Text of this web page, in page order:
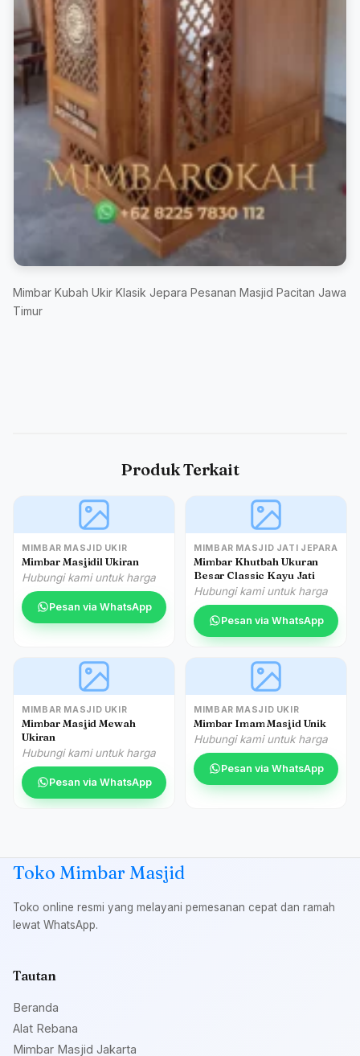
Mimbar Kubah Ukir Klasik Jepara Pesanan Masjid Pacitan Jawa
Timur
Produk Terkait
MIMBAR MASJID UKIR
Mimbar Masjidil Ukiran
Hubungi kami untuk harga
Pesan via WhatsApp
MIMBAR MASJID JATI JEPARA
Mimbar Khutbah Ukuran
Besar Classic Kayu Jati
Hubungi kami untuk harga
Pesan via WhatsApp
MIMBAR MASJID UKIR
Mimbar Masjid Mewah
Ukiran
Hubungi kami untuk harga
Pesan via WhatsApp
MIMBAR MASJID UKIR
Mimbar Imam Masjid Unik
Hubungi kami untuk harga
Pesan via WhatsApp
Toko Mimbar Masjid
Toko online resmi yang melayani pemesanan cepat dan ramah
lewat WhatsApp.
Tautan
Beranda
Alat Rebana
Mimbar Masjid Jakarta